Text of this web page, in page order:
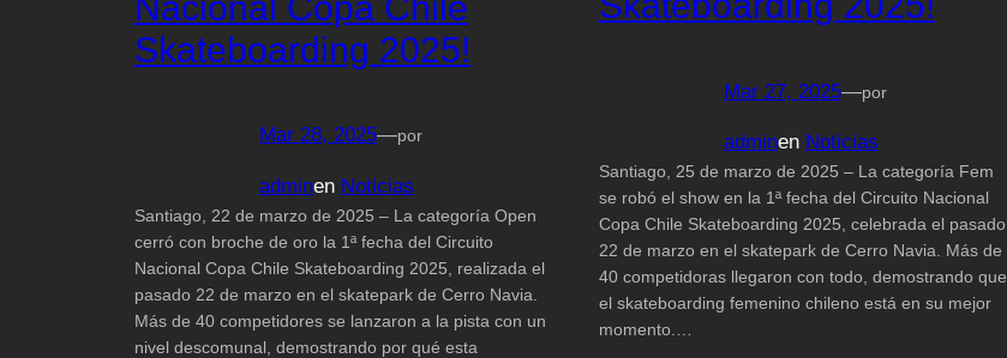
Skateboarding 2025!
Mar 28, 2025—por
adminen Noticias
Santiago, 22 de marzo de 2025 – La categoría Open
cerró con broche de oro la 1ª fecha del Circuito
Nacional Copa Chile Skateboarding 2025, realizada el
pasado 22 de marzo en el skatepark de Cerro Navia.
Más de 40 competidores se lanzaron a la pista con un
nivel descomunal, demostrando por qué esta
Mar 27, 2025—por
adminen Noticias
Santiago, 25 de marzo de 2025 – La categoría Fem
se robó el show en la 1ª fecha del Circuito Nacional
Copa Chile Skateboarding 2025, celebrada el pasado
22 de marzo en el skatepark de Cerro Navia. Más de
40 competidoras llegaron con todo, demostrando que
el skateboarding femenino chileno está en su mejor
momento.…